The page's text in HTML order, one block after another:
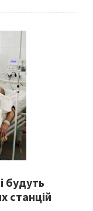
будуть
станцій